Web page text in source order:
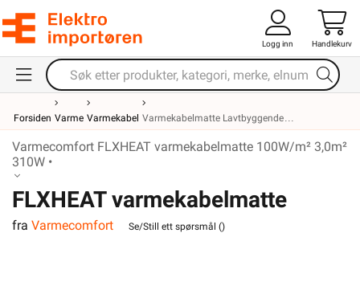
Logg inn Handlekurv
Forsiden Varme Varmekabel Varmekabelmatte Lavtbyggende
Varmecomfort FLXHEAT varmekabelmatte 100W/m² 3,0m²
310W •
FLXHEAT varmekabelmatte
100W/m² 3,0m² 310W
fra Varmecomfort Se/Still ett spørsmål ()